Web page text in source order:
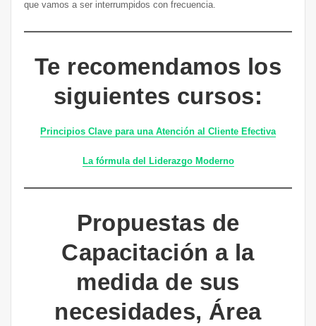
que vamos a ser interrumpidos con frecuencia.
Te recomendamos los
siguientes cursos:
Principios Clave para una Atención al Cliente Efectiva
La fórmula del Liderazgo Moderno
Propuestas de
Capacitación a la
medida de sus
necesidades, Área